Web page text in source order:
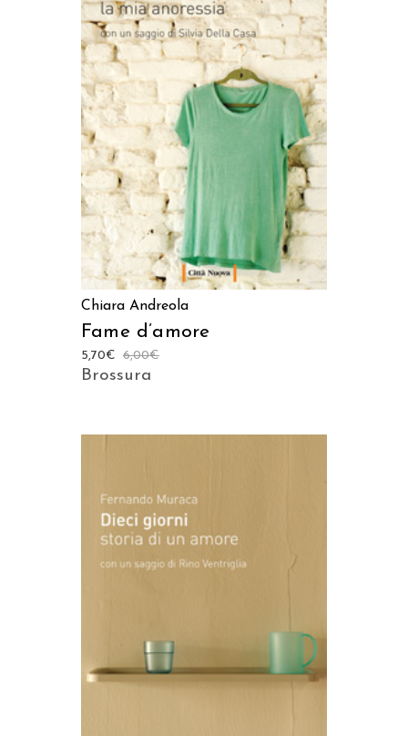
AGGIUNGI AL CARRELLO
Chiara Andreola
Fame d’amore
6,00€
5,70€
Brossura